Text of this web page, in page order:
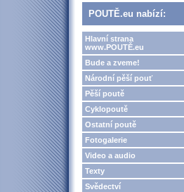
POUTĚ.eu nabízí:
Hlavní strana
www.POUTĚ.eu
Bude a zveme!
Národní pěší pouť
Pěší poutě
Cyklopoutě
Ostatní poutě
Fotogalerie
Video a audio
Texty
Svědectví